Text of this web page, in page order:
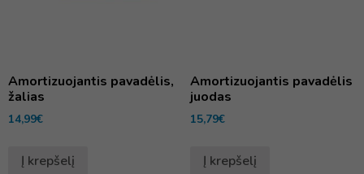
Amortizuojantis pavadėlis,
žalias
14,99€
Į krepšelį
Amortizuojantis pavadėlis
juodas
15,79€
Į krepšelį